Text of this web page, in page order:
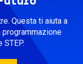
Questa ti aiuta a
programmazione